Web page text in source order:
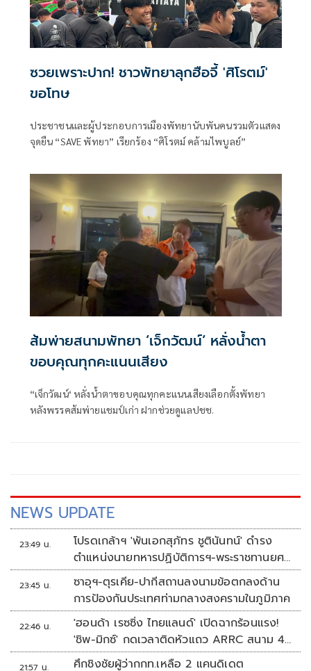
ซวยเพราะปาก! ชาวพัทยาลุกฮือจี้ 'ศิโรตม์'
ขอโทษ
ประชาชนและผู้ประกอบการเมืองพัทยานับพันคนรวมตัวแสดง
จุดยืน “SAVE พัทยา” เรียกร้อง “ศิโรตม์ คล้ามไพบูลย์”
ส้มพ่ายสนามพัทยา ‘เจ็กวัฒน์‘ หลั่งน้ำตา
ขอบคุณทุกคะแนนเสียง
“เจ็กวัฒน์‘ หลั่งน้ำตาขอบคุณทุกคะแนนเสียงเลือกตั้งพัทยา
หลังพรรคส้มพ่ายแชมป์เก่า ฝากช่วยดูแลปชช.
NEWS UPDATE
23:49 น.
โปรดเกล้าฯ 'พันเอกสุภัทร ชูตินันทน์' ดำรง
ตำแหน่งนายทหารปฏิบัติการฯ-พระราชทานยศ
'พลตรี'
23:45 น.
ซาอุฯ-ตุรเคีย-ปากีสถานลงนามข้อตกลงด้าน
การป้องกันประเทศท่ามกลางสงครามในภูมิภาค
22:46 น.
'ฮอนด้า เรซซิ่ง ไทยแลนด์' เปิดฉากร้อนแรง!
'ชิพ-มิกซ์' กดเวลาติดหัวแถว ARRC สนาม 4
ที่มัลดาลิกา
21:57 น.
ศึกชิงชัยผู้ว่ากกท.เหลือ 2 แคนดิเดต